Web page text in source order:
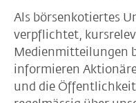
Als börsenkotiertes
verpflichtet,
Medienmitteilungen
informieren
und die